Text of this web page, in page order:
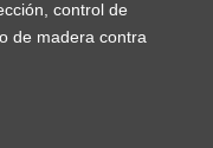
control de
de madera contra